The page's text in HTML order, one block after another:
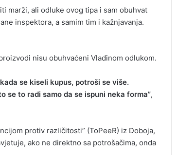
marži, ali odluke ovog tipa i sam obuhvat
inspektora, a samim tim i kažnjavanja.
nisu obuhvaćeni Vladinom odlukom.
se kiseli kupus, potroši se više.
se to radi samo da se ispuni neka forma”,
protiv različitosti” (ToPeeR) iz Doboja,
ako ne direktno sa potrošačima, onda